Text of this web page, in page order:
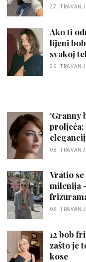
27.
Ako ti
lijeni
svakoj
26.
‘Granny
proljeća:
08.
Vratio
milenija
03.
12 bob
zašto je
kose